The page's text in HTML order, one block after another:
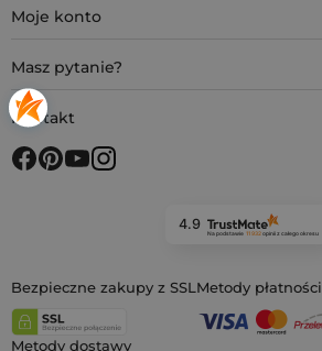
Moje konto
Masz pytanie?
Kontakt
4.9
Na podstawie 11 932opiniiz całego okresu
Bezpieczne zakupy z SSL Metody płatności
Metody dostawy